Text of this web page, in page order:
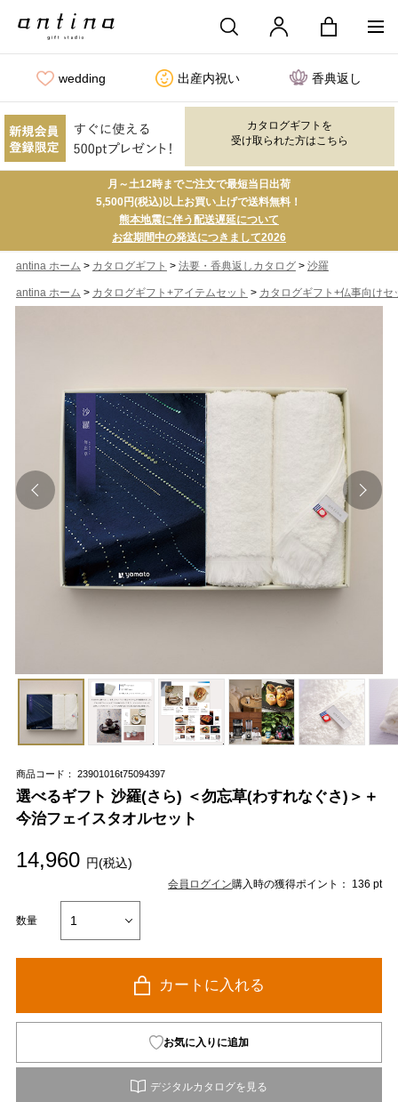
wedding 出産内祝い 香典返し
カタログギフトを
受け取られた方はこちら
月～土12時までご注文で最短当日出荷
5,500円(税込)以上お買い上げで送料無料！
熊本地震に伴う配送遅延について
お盆期間中の発送につきまして2026
antina ホーム > カタログギフト > 法要・香典返しカタログ> 沙羅
antina ホーム > カタログギフト+アイテムセット > カタログギフト+仏事向けセ
商品コード： 23901016t75094397
選べるギフト 沙羅(さら) ＜勿忘草(わすれなぐさ)＞＋
今治フェイスタオルセット
14,960 円(税込)
会員ログイン購入時の獲得ポイント： 136 pt
数量
カートに入れる
お気に入りに追加